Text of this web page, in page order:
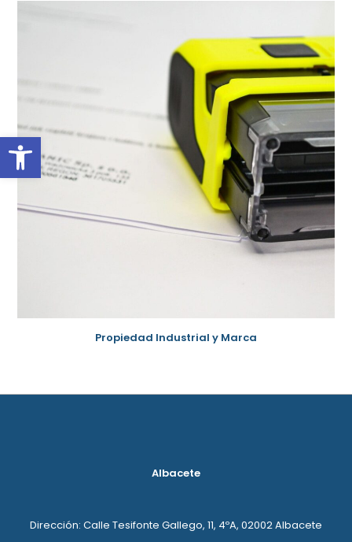
Propiedad Industrial y Marca
Albacete
Dirección: Calle Tesifonte Gallego, 11, 4ºA, 02002 Albacete
Abrir barra de herramientas